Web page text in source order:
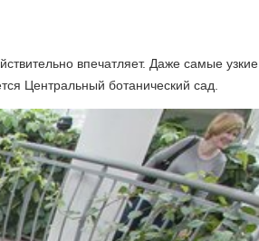
впечатляет. Даже самые узкие
Центральный ботанический сад.